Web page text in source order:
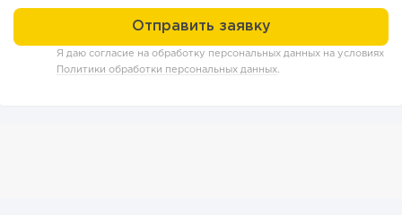
Я даю согласие на обработку персональных данных на условиях
Политики обработки персональных данных.